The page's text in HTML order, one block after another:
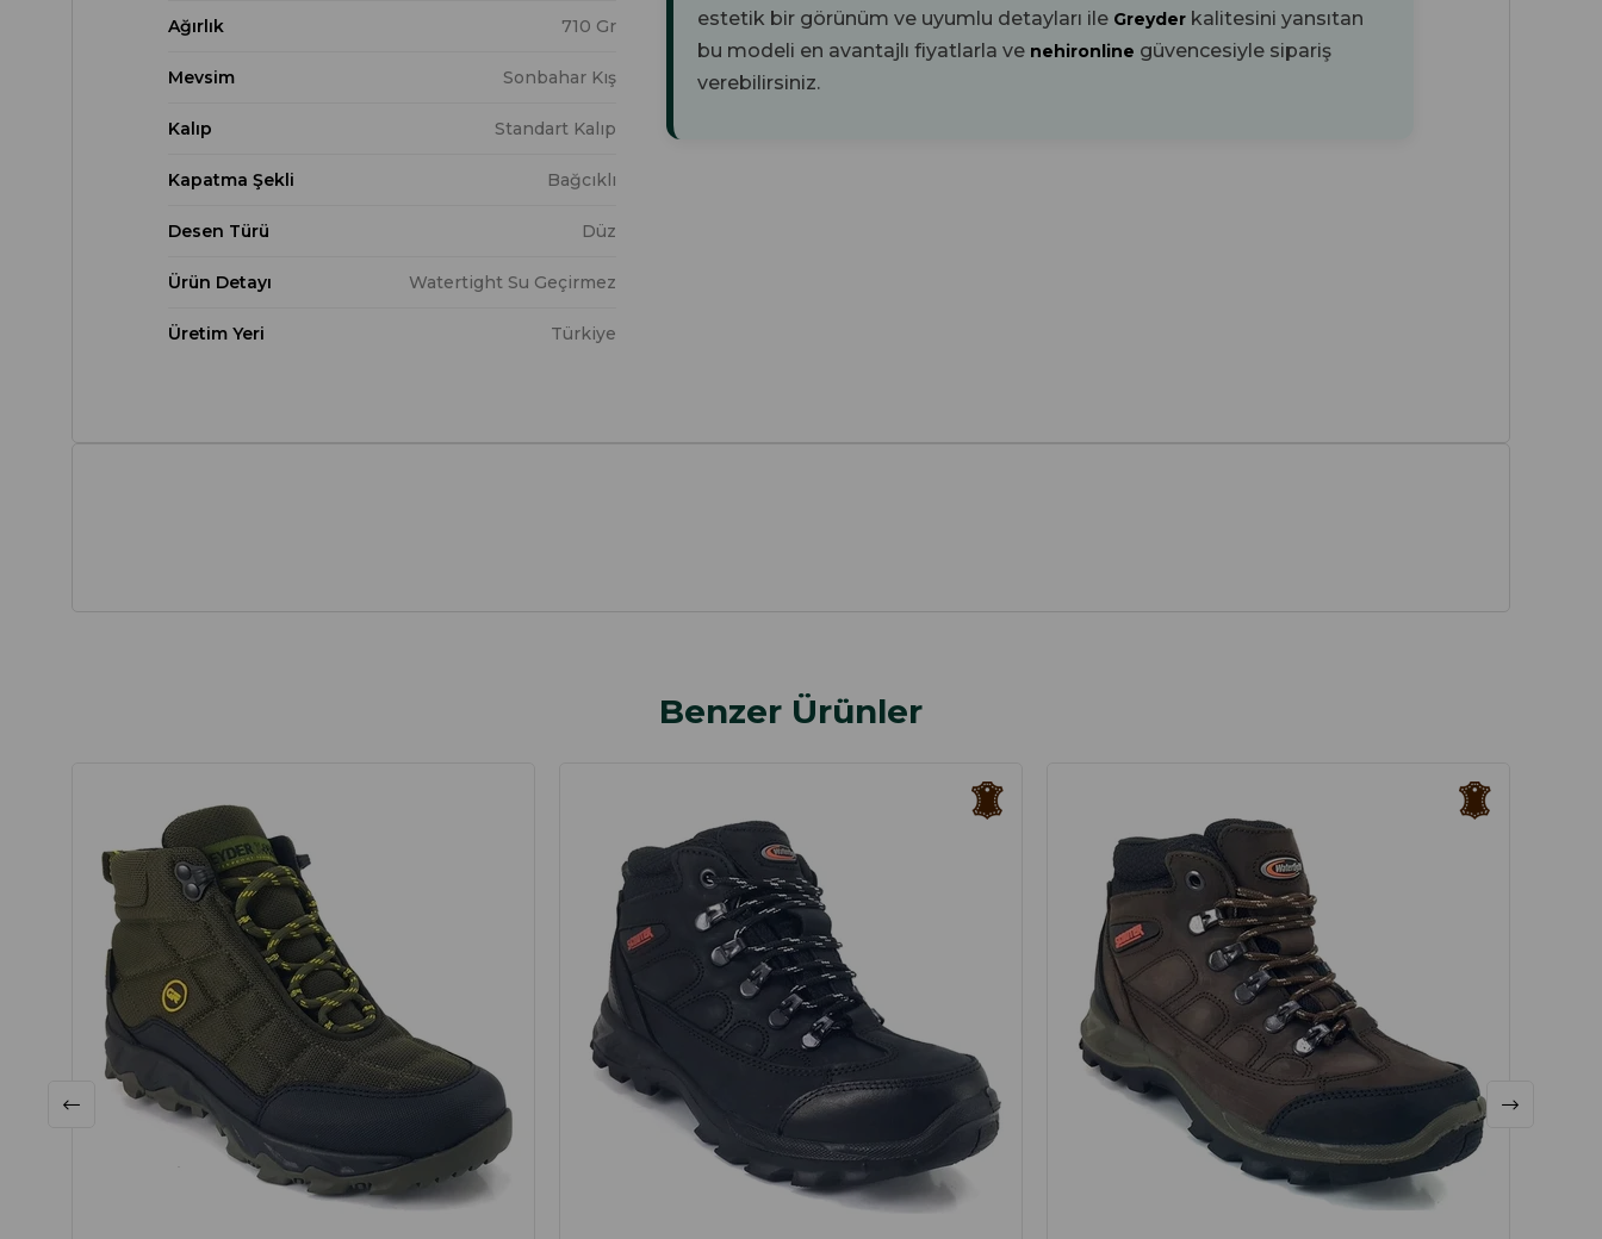
Ağırlık 710 Gr
Mevsim Sonbahar Kış
Kalıp Standart Kalıp
Kapatma Şekli Bağcıklı
Desen Türü Düz
Ürün Detayı Watertight Su Geçirmez
Üretim Yeri Türkiye
estetik bir görünüm ve uyumlu detayları ile Greyder kalitesini yansıtan
bu modeli en avantajlı fiyatlarla ve nehironline güvencesiyle sipariş
verebilirsiniz.
Benzer Ürünler